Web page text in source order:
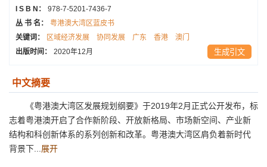
I S B N：
978-7-5201-7436-7
丛 书 名：
粤港澳大湾区蓝皮书
关键词：
区域经济发展 协同发展 广东 香港
澳门
出版时间：
2020年12月 生成引文
中文摘要
《粤港澳大湾区发展规划纲要》于2019年2月正式公开发布，标
志着粤港澳开启了合作新阶段、开放新格局、市场新空间、产业新
结构和科创新体系的系列创新和改革。粤港澳大湾区肩负着新时代
背景下... 展开